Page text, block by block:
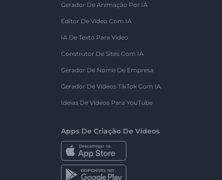
Gerador De Animação Por IA
Editor De Vídeo Com IA
IA De Texto Para Vídeo
Construtor De Sites Com IA
Gerador De Nome De Empresa
Gerador De Vídeos TikTok Com IA
Ideias De Vídeos Para YouTube
Apps De Criação De Vídeos